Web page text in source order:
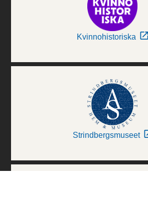
Kvinnohistoriska
Strindbergsmuseet